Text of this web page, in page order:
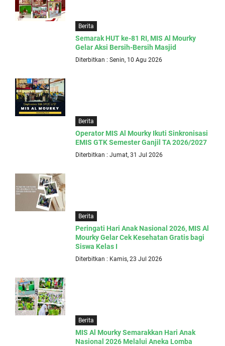
Berita
Semarak HUT ke-81 RI, MIS Al Mourky
Gelar Aksi Bersih-Bersih Masjid
Diterbitkan : Senin, 10 Agu 2026
Berita
Operator MIS Al Mourky Ikuti Sinkronisasi
EMIS GTK Semester Ganjil TA 2026/2027
Diterbitkan : Jumat, 31 Jul 2026
Berita
Peringati Hari Anak Nasional 2026, MIS Al
Mourky Gelar Cek Kesehatan Gratis bagi
Siswa Kelas I
Diterbitkan : Kamis, 23 Jul 2026
Berita
MIS Al Mourky Semarakkan Hari Anak
Nasional 2026 Melalui Aneka Lomba